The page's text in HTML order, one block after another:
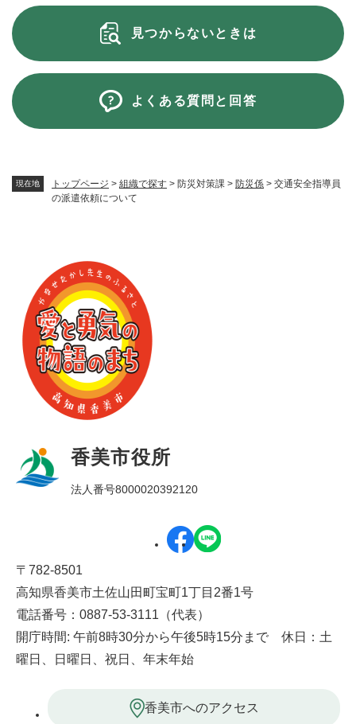
現在地 トップページ > 組織で探す > 防災対策課 > 防災係 > 交通安全指導員
の派遣依頼について
見つからないときは
よくある質問と回答
香美市役所
法人番号8000020392120
〒782-8501
高知県香美市土佐山田町宝町1丁目2番1号
電話番号：0887-53-3111（代表）
開庁時間: 午前8時30分から午後5時15分まで 休日：土
曜日、日曜日、祝日、年末年始
香美市へのアクセス